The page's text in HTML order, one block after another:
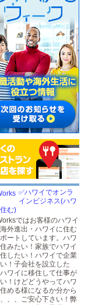
✅ハワイでオンラ
インビジネス(ハワ
む)
ではお客様のハワイ
外進出・ハワイに住む
ートしています。ハワ
みたい！家族でハワイ
したい！ハワイで企業
！子会社を設立した
ワイに移住して仕事が
！けどどうやってハワ
める様になるか分から
、、ご安心下さい！弊